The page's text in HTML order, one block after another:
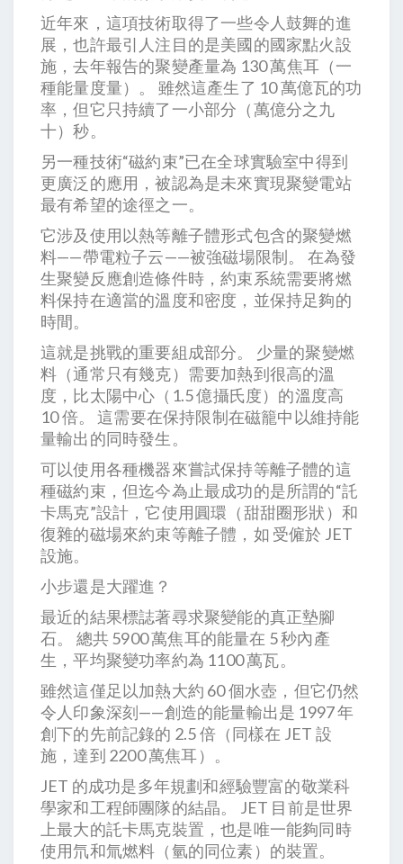
近年來，這項技術取得了一些令人鼓舞的進
展，也許最引人注目的是美國的國家點火設
施，去年報告的聚變產量為 130 萬焦耳（一
種能量度量）。 雖然這產生了 10 萬億瓦的功
率，但它只持續了一小部分（萬億分之九
十）秒。
另一種技術“磁約束”已在全球實驗室中得到
更廣泛的應用，被認為是未來實現聚變電站
最有希望的途徑之一。
它涉及使用以熱等離子體形式包含的聚變燃
料——帶電粒子云——被強磁場限制。 在為發
生聚變反應創造條件時，約束系統需要將燃
料保持在適當的溫度和密度，並保持足夠的
時間。
這就是挑戰的重要組成部分。 少量的聚變燃
料（通常只有幾克）需要加熱到很高的溫
度，比太陽中心（1.5 億攝氏度）的溫度高
10 倍。 這需要在保持限制在磁籠中以維持能
量輸出的同時發生。
可以使用各種機器來嘗試保持等離子體的這
種磁約束，但迄今為止最成功的是所謂的“託
卡馬克”設計，它使用圓環（甜甜圈形狀）和
復雜的磁場來約束等離子體，如 受僱於 JET
設施。
小步還是大躍進？
最近的結果標誌著尋求聚變能的真正墊腳
石。 總共 5900 萬焦耳的能量在 5 秒內產
生，平均聚變功率約為 1100 萬瓦。
雖然這僅足以加熱大約 60 個水壺，但它仍然
令人印象深刻——創造的能量輸出是 1997 年
創下的先前記錄的 2.5 倍（同樣在 JET 設
施，達到 2200 萬焦耳）。
JET 的成功是多年規劃和經驗豐富的敬業科
學家和工程師團隊的結晶。 JET 目前是世界
上最大的託卡馬克裝置，也是唯一能夠同時
使用氘和氚燃料（氫的同位素）的裝置。